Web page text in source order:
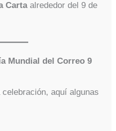
Cartaalrededor del 9 de
Mundial del Correo 9
aquí algunas